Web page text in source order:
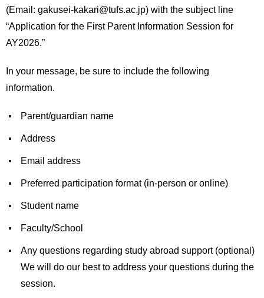
(Email: gakusei-kakari@tufs.ac.jp) with the subject line
“Application for the First Parent Information Session for
AY2026.”
In your message, be sure to include the following
information.
Parent/guardian name
Address
Email address
Preferred participation format (in-person or online)
Student name
Faculty/School
Any questions regarding study abroad support (optional)
We will do our best to address your questions during the
session.